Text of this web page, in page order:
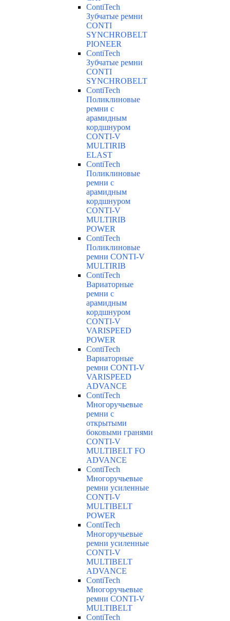
ContiTech
Зубчатые ремни
CONTI
SYNCHROBELT
PIONEER
ContiTech
Зубчатые ремни
CONTI
SYNCHROBELT
ContiTech
Поликлиновые
ремни с
арамидным
кордшнуром
CONTI-V
MULTIRIB
ELAST
ContiTech
Поликлиновые
ремни с
арамидным
кордшнуром
CONTI-V
MULTIRIB
POWER
ContiTech
Поликлиновые
ремни CONTI-V
MULTIRIB
ContiTech
Вариаторные
ремни с
арамидным
кордшнуром
CONTI-V
VARISPEED
POWER
ContiTech
Вариаторные
ремни CONTI-V
VARISPEED
ADVANCE
ContiTech
Многоручьевые
ремни с
открытыми
боковыми гранями
CONTI-V
MULTIBELT FO
ADVANCE
ContiTech
Многоручьевые
ремни усиленные
CONTI-V
MULTIBELT
POWER
ContiTech
Многоручьевые
ремни усиленные
CONTI-V
MULTIBELT
ADVANCE
ContiTech
Многоручьевые
ремни CONTI-V
MULTIBELT
ContiTech